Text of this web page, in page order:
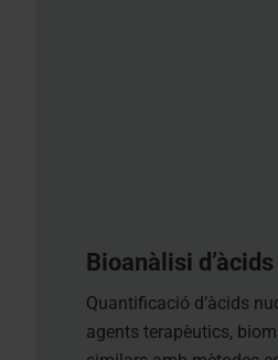
Bioanàlisi
Quantificació d’àcids
agents terapèutics,